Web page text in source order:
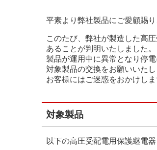
平素より弊社製品にご愛顧賜
このたび、弊社が製造した高
あることが判明いたしました。
製品が運用中に異常となり停
対象製品の交換をお願いいたし
お客様にはご迷惑をおかけし
対象製品
以下の高圧受配電用保護継電